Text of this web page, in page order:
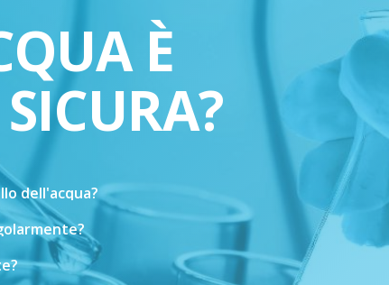
È
dell'acqua?